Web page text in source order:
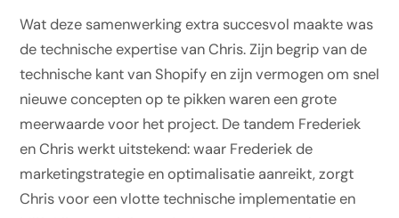
Wat deze samenwerking extra succesvol maakte was
de technische expertise van Chris. Zijn begrip van de
technische kant van Shopify en zijn vermogen om snel
nieuwe concepten op te pikken waren een grote
meerwaarde voor het project. De tandem Frederiek
en Chris werkt uitstekend: waar Frederiek de
marketingstrategie en optimalisatie aanreikt, zorgt
Chris voor een vlotte technische implementatie en